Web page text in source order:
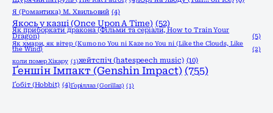
Я (Романтика) М. Хвильовий (4)
Якось у казці (Once Upon A Time) (52)
Як приборкати дракона (Фільми та серіали, How to Train Your
Dragon) (5)
Як хмари, як вітер (Kumo no You ni Kaze no You ni (Like the Clouds, Like
the Wind)
(2)
коли помер Хікару (1)хейтспіч (hatespeech music) (10)
Ґеншін Імпакт (Genshin Impact) (755)
Ґобіт (Hobbit) (4)Ґоріллаз (Gorillaz) (1)